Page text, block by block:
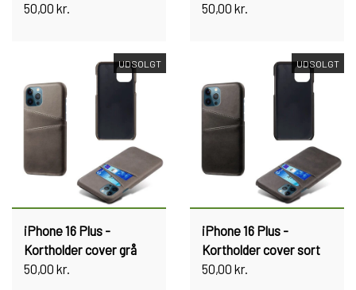
50,00 kr.
50,00 kr.
UDSOLGT
iPhone 16 Plus -
Kortholder cover grå
50,00 kr.
UDSOLGT
iPhone 16 Plus -
Kortholder cover sort
50,00 kr.